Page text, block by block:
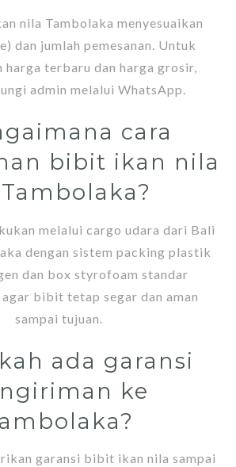
nila Tambolaka menyesuaikan
dan jumlah pemesanan. Untuk
harga terbaru dan harga grosir,
admin melalui WhatsApp.
cara
bibit ikan nila
melalui cargo udara dari Bali
dengan sistem packing plastik
dan box styrofoam standar
bibit tetap segar dan aman
sampai tujuan.
ada garansi
ke
garansi bibit ikan nila sampai